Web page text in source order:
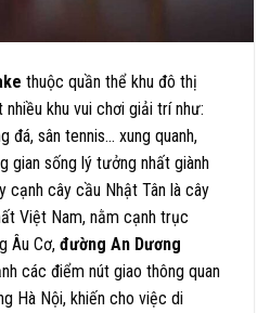
thuộc quần thể khu đô thị
khu vui chơi giải trí như:
đá, sân tennis… xung quanh,
gian sống lý tưởng nhất giành
cạnh cây cầu Nhật Tân là cây
Việt Nam, nằm cạnh trục
Âu Cơ, đường An Dương
các điểm nút giao thông quan
Hà Nội, khiến cho việc di